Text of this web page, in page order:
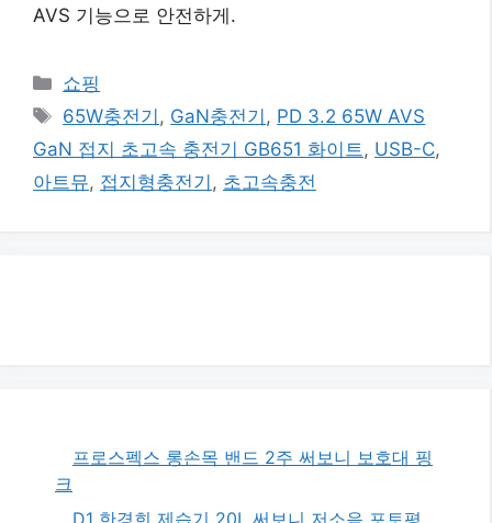
AVS 기능으로 안전하게.
카
테
리
쇼핑
태
그
65W충전기 , GaN충전기 , PD 3.2 65W AVS
GaN 접지 초고속 충전기 GB651 화이트 , USB-C,
아트뮤, 접지형충전기 , 초고속충전
프로스펙스 롱손목 밴드 2주 써보니 보호대 핑
크
D1 한경희 제습기 20L 써보니 저소음 포토평